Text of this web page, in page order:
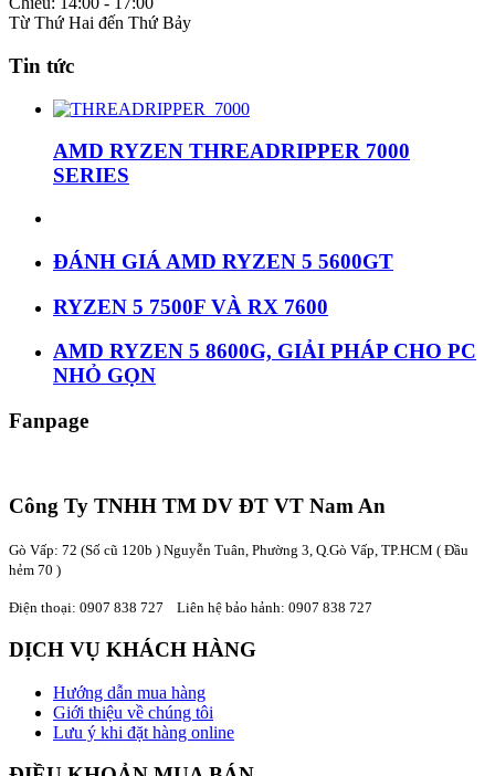
Từ Thứ Hai đến Thứ Bảy
Tin tức
AMD RYZEN THREADRIPPER 7000
SERIES
ĐÁNH GIÁ AMD RYZEN 5 5600GT
RYZEN 5 7500F VÀ RX 7600
AMD RYZEN 5 8600G, GIẢI PHÁP CHO PC
NHỎ GỌN
Fanpage
Công Ty TNHH TM DV ĐT VT Nam An
Gò Vấp: 72 (Số cũ 120b ) Nguyễn Tuân, Phường 3, Q.Gò Vấp, TP.HCM ( Đầu
hẻm 70 )
Điện thoại: 0907 838 727 Liên hệ bảo hảnh: 0907 838 727
DỊCH VỤ KHÁCH HÀNG
Hướng dẫn mua hàng
Giới thiệu về chúng tôi
Lưu ý khi đặt hàng online